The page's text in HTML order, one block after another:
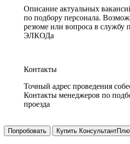
Описание актуальных
по подбору персонала.
резюме или вопроса в службу
ЭЛКОДа
Контакты
Точный адрес проведения
Контакты менеджеров по
проезда
Попробовать Купить